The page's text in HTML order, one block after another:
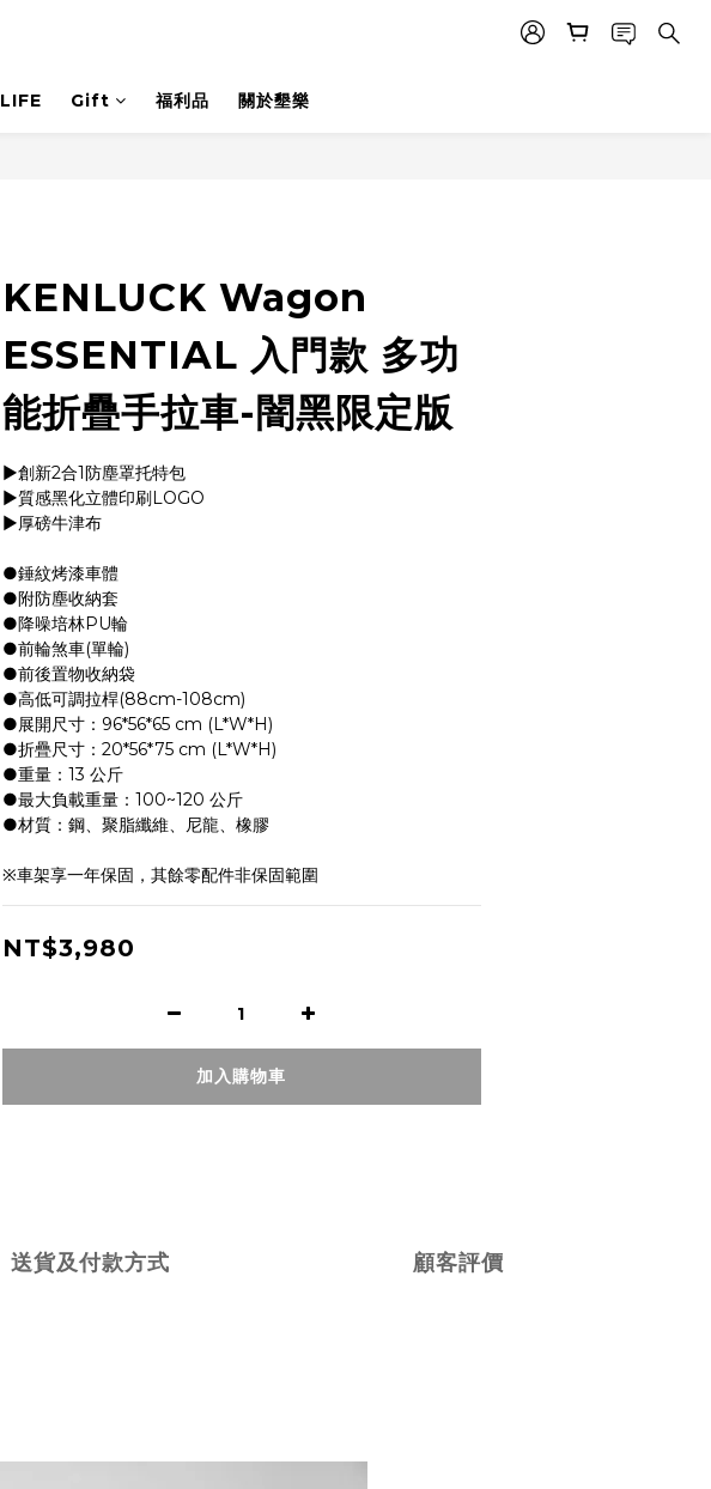
LIFE Gift 福利品 關於墾樂
KENLUCK Wagon
ESSENTIAL 入門款 多功
能折疊手拉車-闇黑限定版
▶創新2合1防塵罩托特包
▶質感黑化立體印刷LOGO
▶厚磅牛津布
●錘紋烤漆車體
●附防塵收納套
●降噪培林PU輪
●前輪煞車(單輪)
●前後置物收納袋
●高低可調拉桿(88cm-108cm)
●展開尺寸：96*56*65 cm (L*W*H)
●折疊尺寸：20*56*75 cm (L*W*H)
●重量：13 公斤
●最大負載重量：100~120 公斤
●材質：鋼、聚脂纖維、尼龍、橡膠
※車架享一年保固，其餘零配件非保固範圍
NT$3,980
加入購物車
送貨及付款方式 顧客評價